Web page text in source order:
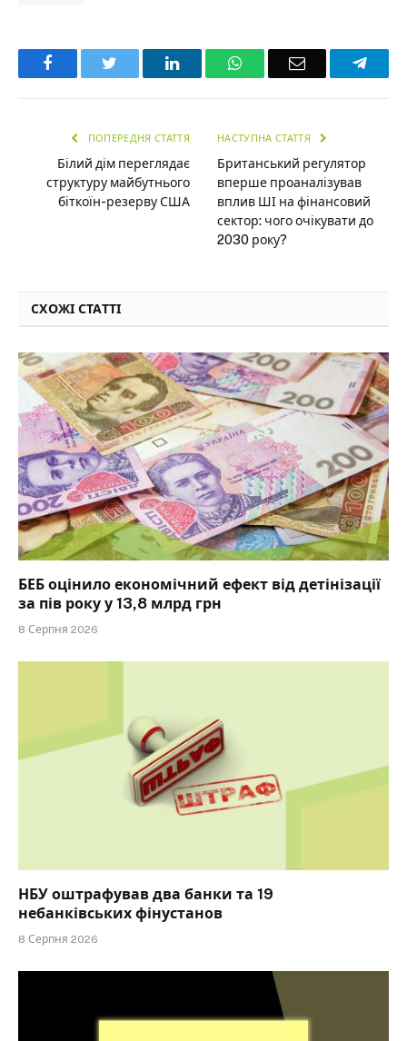
Facebook LinkedInWhatsAppEmail
ПОПЕРЕДНЯ СТАТТЯ
Білий дім переглядає
структуру майбутнього
біткоїн-резерву США
НАСТУПНА СТАТТЯ
Британський регулятор
вперше проаналізував
вплив ШІ на фінансовий
сектор: чого очікувати до
2030 року?
СХОЖІ СТАТТІ
БЕБ оцінило економічний ефект від детінізації
за пів року у 13,8 млрд грн
8 Серпня 2026
НБУ оштрафував два банки та 19
небанківських фінустанов
8 Серпня 2026